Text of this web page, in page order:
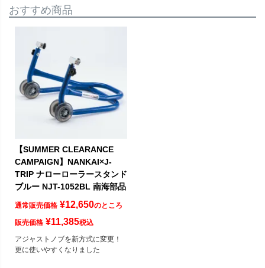
おすすめ商品
【SUMMER CLEARANCE
CAMPAIGN】NANKAI×J-
TRIP ナローローラースタンド
ブルー NJT-1052BL 南海部品
通常販売価格 ¥12,650のところ
販売価格 ¥11,385税込
アジャストノブを新方式に変更！
更に使いやすくなりました